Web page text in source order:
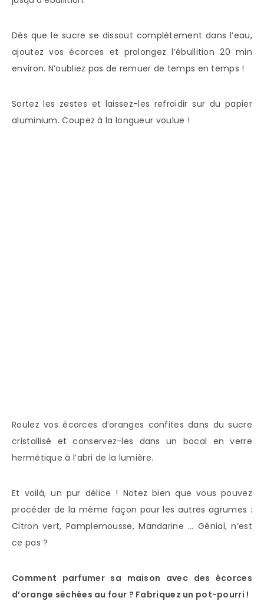
Dès que le sucre se dissout complètement dans l’eau,
ajoutez vos écorces et prolongez l’ébullition 20 min
environ. N’oubliez pas de remuer de temps en temps !
Sortez les zestes et laissez-les refroidir sur du papier
aluminium. Coupez à la longueur voulue !
Roulez vos écorces d’oranges confites dans du sucre
cristallisé et conservez-les dans un bocal en verre
hermétique à l’abri de la lumière.
Et voilà, un pur délice ! Notez bien que vous pouvez
procéder de la même façon pour les autres agrumes :
Citron vert, Pamplemousse, Mandarine … Génial, n’est
ce pas ?
Comment parfumer sa maison avec des écorces
d’orange séchées au four ? Fabriquez un pot-pourri !